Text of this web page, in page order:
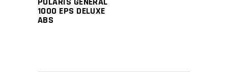
1000 EPS DELUXE
ABS